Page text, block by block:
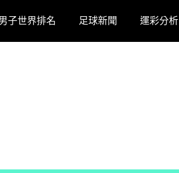
子世界排名 足球新聞 運彩分析